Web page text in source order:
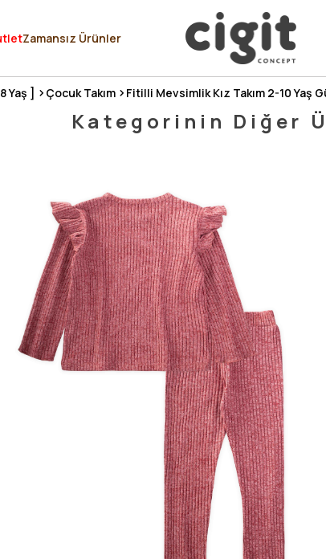
Zamansız Ürünler
Yaş ] Çocuk Takım Fitilli Mevsimlik Kız Takım 2-10 Yaş
Kategorinin Diğer